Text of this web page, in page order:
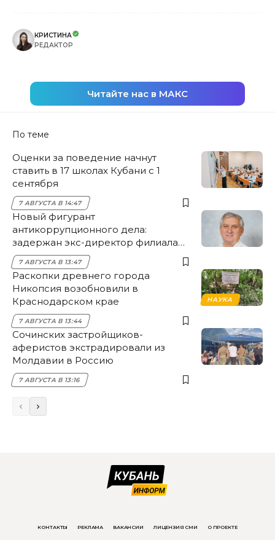
КРИСТИНА
РЕДАКТОР
Читайте нас в МАКС
По теме
Оценки за поведение начнут
ставить в 17 школах Кубани с 1
сентября
7 АВГУСТА В 14:47
Новый фигурант
антикоррупционного дела:
задержан экс-директор филиала
НЭСК Крымска
7 АВГУСТА В 13:47
НАУКА
Раскопки древнего города
Никопсия возобновили в
Краснодарском крае
7 АВГУСТА В 13:44
Сочинских застройщиков-
аферистов экстрадировали из
Молдавии в Россию
7 АВГУСТА В 13:16
КОНТАКТЫ РЕКЛАМА ВАКАНСИИ ЛИЦЕНЗИЯ СМИ О ПРОЕКТЕ